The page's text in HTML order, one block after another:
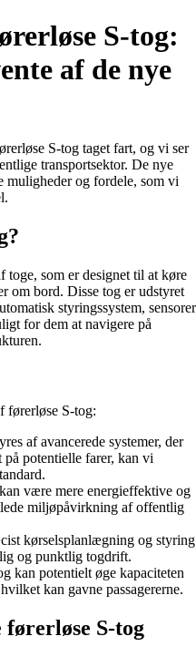
S-tog:
af de nye
S-tog taget fart, og vi ser
transportsektor. De nye
muligheder og fordele, som vi
toge, som er designet til at køre
om bord. Disse tog er udstyret
styringssystem, sensorer
for dem at navigere på
førerløse S-tog:
af avancerede systemer, der
på potentielle farer, kan vi
være mere energieffektive og
miljøpåvirkning af offentlig
kørselsplanlægning og styring
og punktlig togdrift.
kan potentielt øge kapaciteten
kan gavne passagererne.
S-tog